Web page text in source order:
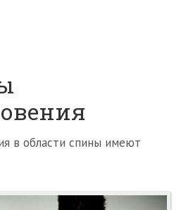
в области спины имеют